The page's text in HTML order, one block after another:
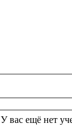
У вас ещё нет